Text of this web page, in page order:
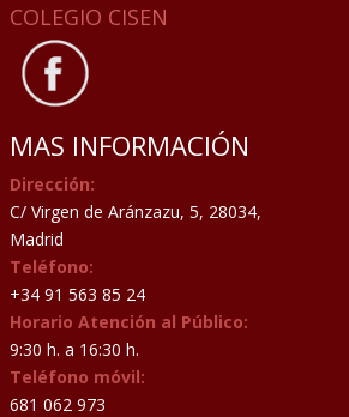
COLEGIO CISEN
MAS INFORMACIÓN
Dirección:
C/ Virgen de Aránzazu, 5, 28034,
Madrid
Teléfono:
+34 91 563 85 24
Horario Atención al Público:
9:30 h. a 16:30 h.
Teléfono móvil:
681 062 973